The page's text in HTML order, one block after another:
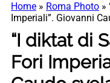
Home » Roma Photo »
Imperiali”. Giovanni
“I diktat di
Fori